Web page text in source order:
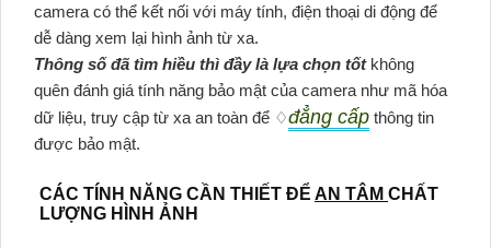
camera có thể kết nối với máy tính, điện thoại di động để
dễ dàng xem lại hình ảnh từ xa.
Thông số đã tìm hiều thì đầy là lựa chọn tốtkhông
quên đánh giá tính năng bảo mật của camera như mã hóa
dữ liệu, truy cập từ xa an toàn để ♢đẳng cấp thông tin
được bảo mật.
CÁC TÍNH NĂNG CẦN THIẾT ĐỂ AN TÂM CHẤT
LƯỢNG HÌNH ẢNH